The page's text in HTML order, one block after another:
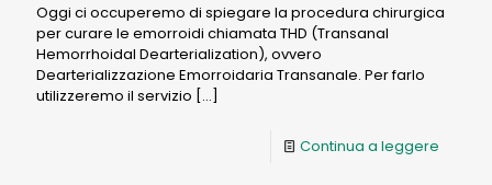
Oggi ci occuperemo di spiegare la procedura chirurgica
per curare le emorroidi chiamata THD (Transanal
Hemorrhoidal Dearterialization), ovvero
Dearterializzazione Emorroidaria Transanale. Per farlo
utilizzeremo il servizio […]
Continua a leggere